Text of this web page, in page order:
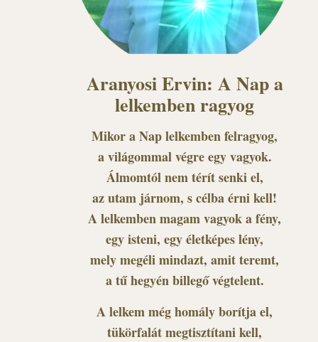
Aranyosi Ervin: A Nap a
lelkemben ragyog
Mikor a Nap lelkemben felragyog,
a világommal végre egy vagyok.
Álmomtól nem térít senki el,
az utam járnom, s célba érni kell!
A lelkemben magam vagyok a fény,
egy isteni, egy életképes lény,
mely megéli mindazt, amit teremt,
a tű hegyén billegő végtelent.
A lelkem még homály borítja el,
tükörfalát megtisztítani kell,